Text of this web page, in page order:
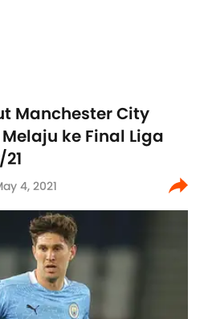
Manchester City
ke Final Liga
4, 2021